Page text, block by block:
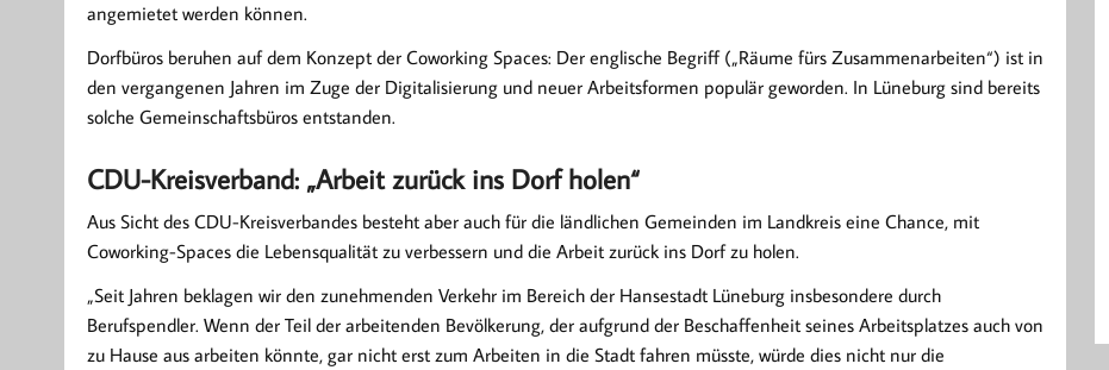
angemietet werden können.
Dorfbüros beruhen auf dem Konzept der Coworking Spaces: Der englische Begriff („Räume fürs Zusammenarbeiten“) ist in
den vergangenen Jahren im Zuge der Digitalisierung und neuer Arbeitsformen populär geworden. In Lüneburg sind bereits
solche Gemeinschaftsbüros entstanden.
CDU-Kreisverband: „Arbeit zurück ins Dorf holen“
Aus Sicht des CDU-Kreisverbandes besteht aber auch für die ländlichen Gemeinden im Landkreis eine Chance, mit
Coworking-Spaces die Lebensqualität zu verbessern und die Arbeit zurück ins Dorf zu holen.
„Seit Jahren beklagen wir den zunehmenden Verkehr im Bereich der Hansestadt Lüneburg insbesondere durch
Berufspendler. Wenn der Teil der arbeitenden Bevölkerung, der aufgrund der Beschaffenheit seines Arbeitsplatzes auch von
zu Hause aus arbeiten könnte, gar nicht erst zum Arbeiten in die Stadt fahren müsste, würde dies nicht nur die